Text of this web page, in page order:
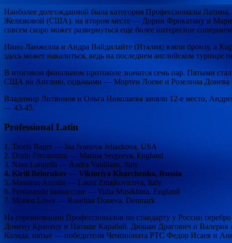
Наиболее долгожданной была категория Профессионалы
Желязковой (США), на втором месте — Дорин Фрикатану и
совсем скоро может развернуться еще более интересное
Нино Ланжелла и Андра Вайдилайте (Италия) взяли бронзу, а
здесь может накалиться, ведь на последнем английском
В итоговом финальном протоколе значатся семь пар. Пятыми
США на Англию, седьмыми — Мортен Лоеве и Розелина Донева
Владимир Литвинов и Ольга Николаева заняли 12-е место,
— 43-45.
Professional Latin
1. Troels Bager — Ina Ivanova Jeliazkova, USA
2. Dorin Frecautanu — Marina Sergeeva, England
3. Nino Langella — Andra Vaidilaite, Italy
4. Kirill Belorukov — Viktoriya Kharchenko, Russia
5. Massimo Arcolin — Laura Zmajkovicova, Italy
6. Ferdinando Iannaccone — Yulia Musikhina, England
7. Morten Löwe — Roselina Doneva, Denmark
На соревновании Профессионалов по стандарту у России
Домену Крапецу и Наташе Карабай. Дюшан Драгович и Валерия
Коляда, пятые — победители Чемпионата РТС Федор Исаев и